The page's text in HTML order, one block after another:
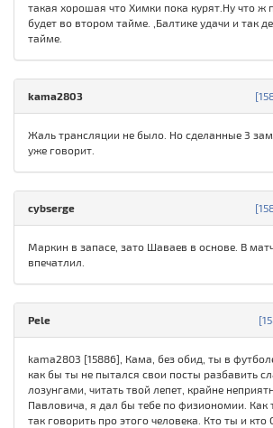
такая хорошая что Химки пока курят.Ну что ж
будет во втором тайме. ,Балтике удачи и так
тайме.
kama2803
Жаль трансляции не было. Но сделанные 3
уже говорит.
cybserge
Маркин в запасе, зато Шаваев в основе. В
впечатлил.
Pele
kama2803 [15886], Кама, без обид, ты в
как бы ты не пытался свои посты разбавить
лозунгами, читать твой лепет, крайне
Павловича, я дал бы тебе по физиономии.
так говорить про этого человека. Кто ты и кто